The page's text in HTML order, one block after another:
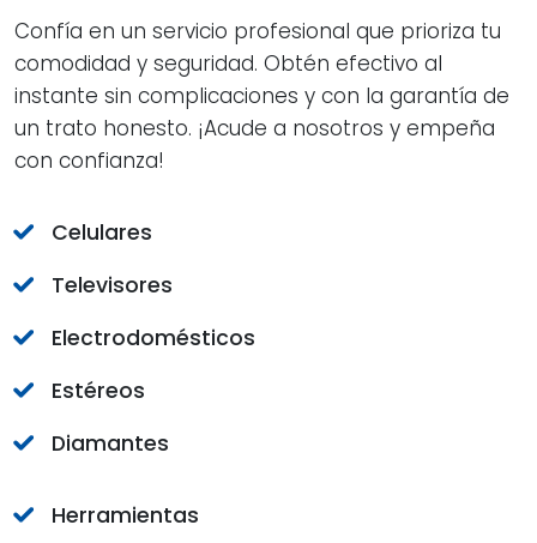
Confía en un servicio profesional que prioriza tu
comodidad y seguridad. Obtén efectivo al
instante sin complicaciones y con la garantía de
un trato honesto. ¡Acude a nosotros y empeña
con confianza!
Celulares
Televisores
Electrodomésticos
Estéreos
Diamantes
Herramientas